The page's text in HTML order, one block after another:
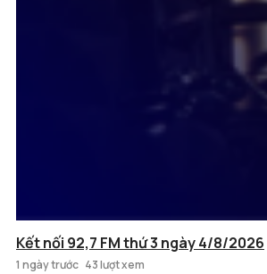
Kết nối 92,7 FM thứ 3 ngày 4/8/2026
1 ngày trước 43 lượt xem